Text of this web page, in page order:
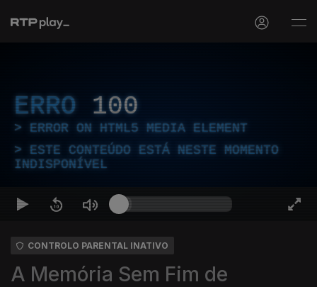
ERRO 100
ERROR ON HTML5 MEDIA ELEMENT
ESTE CONTEÚDO ESTÁ NESTE MOMENTO
INDISPONÍVEL
CONTROLO PARENTAL INATIVO
A Memória Sem Fim de